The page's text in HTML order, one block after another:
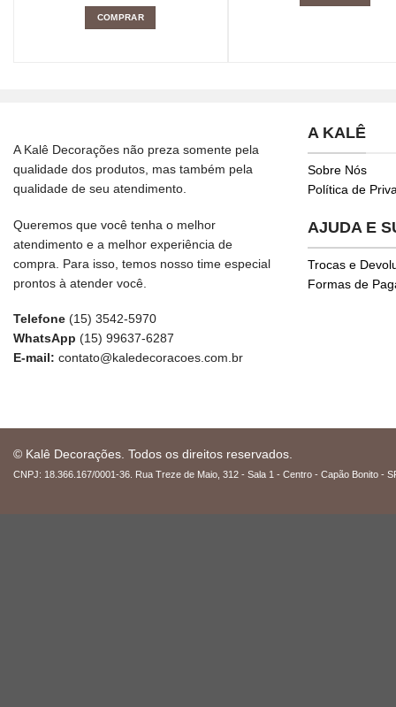
COMPRAR
A Kalê Decorações não preza somente pela
qualidade dos produtos, mas também pela
qualidade de seu atendimento.
Queremos que você tenha o melhor
atendimento e a melhor experiência de
compra. Para isso, temos nosso time especial
prontos à atender você.
Telefone (15) 3542-5970
WhatsApp (15) 99637-6287
E-mail: contato@kaledecoracoes.com.br
A KALÊ
Sobre Nós
Política de
AJUDA E
Trocas e
Formas de
© Kalê Decorações. Todos os direitos reservados.
CNPJ: 18.366.167/0001-36. Rua Treze de Maio, 312 - Sala 1 - Centro - Capão Bonito -